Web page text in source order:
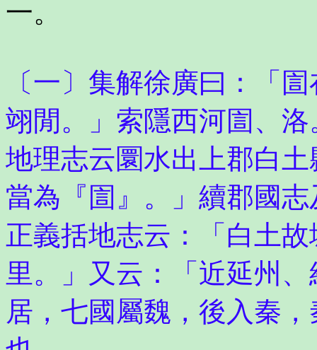
一。
〔一〕集解徐廣曰：「
翊閒。」索隱西河圁、
地理志云圜水出上郡白
當為『圁』。」續郡國
正義括地志云：「白土
里。」又云：「近延州
居，七國屬魏，後入秦